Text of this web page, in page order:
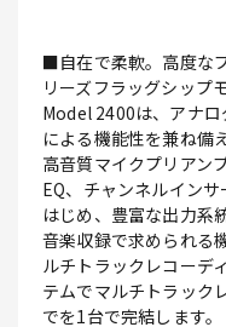
■自在で柔軟。高度な
リーズフラッグシップ
Model 2400は、アナ
による機能性を兼ね備
高音質マイクプリアン
EQ、チャンネルイン
はじめ、豊富な出力系
音楽収録で求められる
ルチトラックレコーデ
テムでマルチトラック
でを1台で完結します。